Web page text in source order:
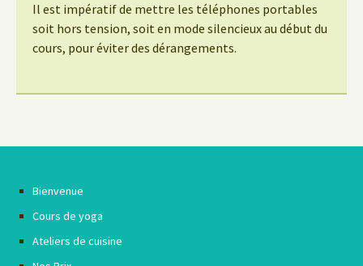
Il est impératif de mettre les téléphones portables
soit hors tension, soit en mode silencieux au début du
cours, pour éviter des dérangements.
Bienvenue
Cours de yoga
Ateliers de cuisine